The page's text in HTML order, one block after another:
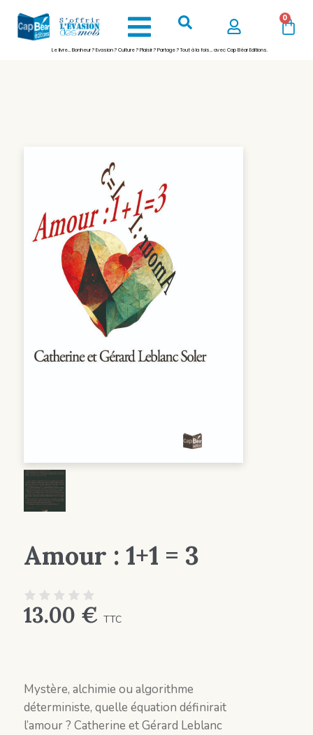
0
Le livre… Bonheur ? Evasion ? Culture ? Plaisir ? Partage ? Tout à la fois… avec Cap Béar Editions.
Amour : 1+1 = 3
13.00 € TTC
Mystère, alchimie ou algorithme
déterministe, quelle équation définirait
l’amour ? Catherine et Gérard Leblanc